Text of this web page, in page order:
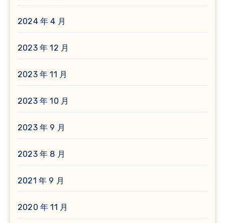
2024 年 4 月
2023 年 12 月
2023 年 11 月
2023 年 10 月
2023 年 9 月
2023 年 8 月
2021 年 9 月
2020 年 11 月